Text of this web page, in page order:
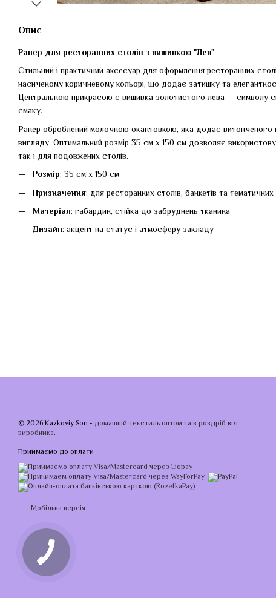
Опис
Ранер для ресторанних столів з вишивкою "Лев"
Стильний і практичний аксесуар для оформлення ресторанних
насиченому коричневому кольорі, що додає затишку та
Центральною прикрасою є вишивка золотистого лева — символу
смаку.
Ранер оброблений молочною окантовкою, яка додає витонченого
вигляду. Оптимальний розмір 35 см х 150 см дозволяє
так і для подовжених столів.
Розмір: 35 см х 150 см
Призначення: для ресторанних столів, банкетів та тематичних
Матеріал: габардин, стійка до забруднень тканина
Дизайн: акцент на статус і атмосферу закладу
© 2026 Kazkoviy Son - домашній текстиль оптом та в роздріб від
виробника.
Приймаємо до оплати
Мобільна версія